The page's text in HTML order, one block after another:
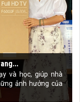
và học, giúp nhà
ảnh hưởng của